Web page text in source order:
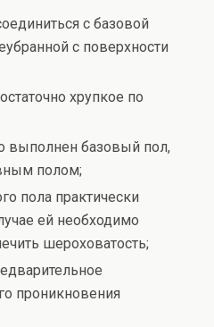
с базовой
с поверхности
хрупкое по
выполнен базовый пол,
полом;
пола практически
ей необходимо
шероховатость;
проникновения